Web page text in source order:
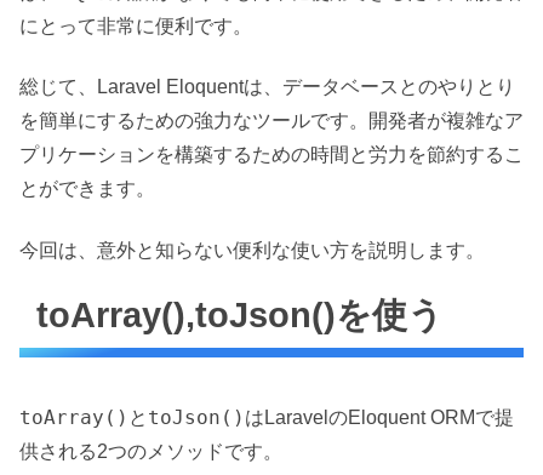
にとって非常に便利です。
総じて、Laravel Eloquentは、データベースとのやりとり
を簡単にするための強力なツールです。開発者が複雑なア
プリケーションを構築するための時間と労力を節約するこ
とができます。
今回は、意外と知らない便利な使い方を説明します。
toArray(),toJson()を使う
toArray() と toJson() はLaravelのEloquent ORMで提
供される2つのメソッドです。